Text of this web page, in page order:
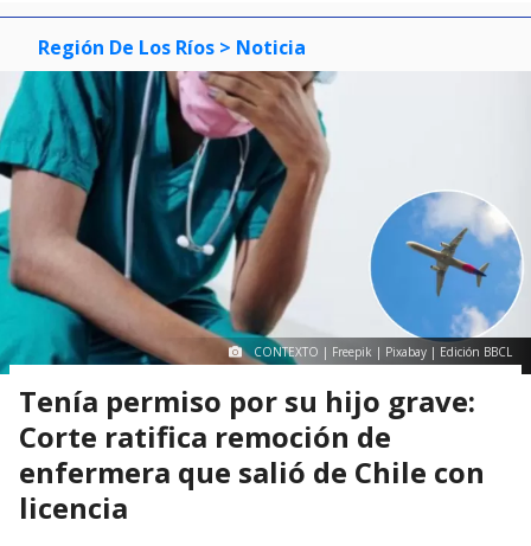
Región De Los Ríos > Noticia
CONTEXTO | Freepik | Pixabay | Edición BBCL
Tenía permiso por su hijo grave:
Corte ratifica remoción de
enfermera que salió de Chile con
licencia